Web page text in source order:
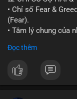
#vlikevn
• Chỉ số Fear &
(Fear).
• Tâm lý chung của
• CoinGecko
Biconomy (BICO),
Đọc thêm